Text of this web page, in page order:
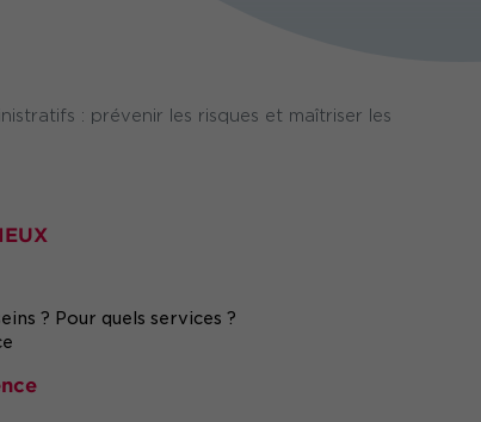
: prévenir les risques et maîtriser les
? Pour quels services ?